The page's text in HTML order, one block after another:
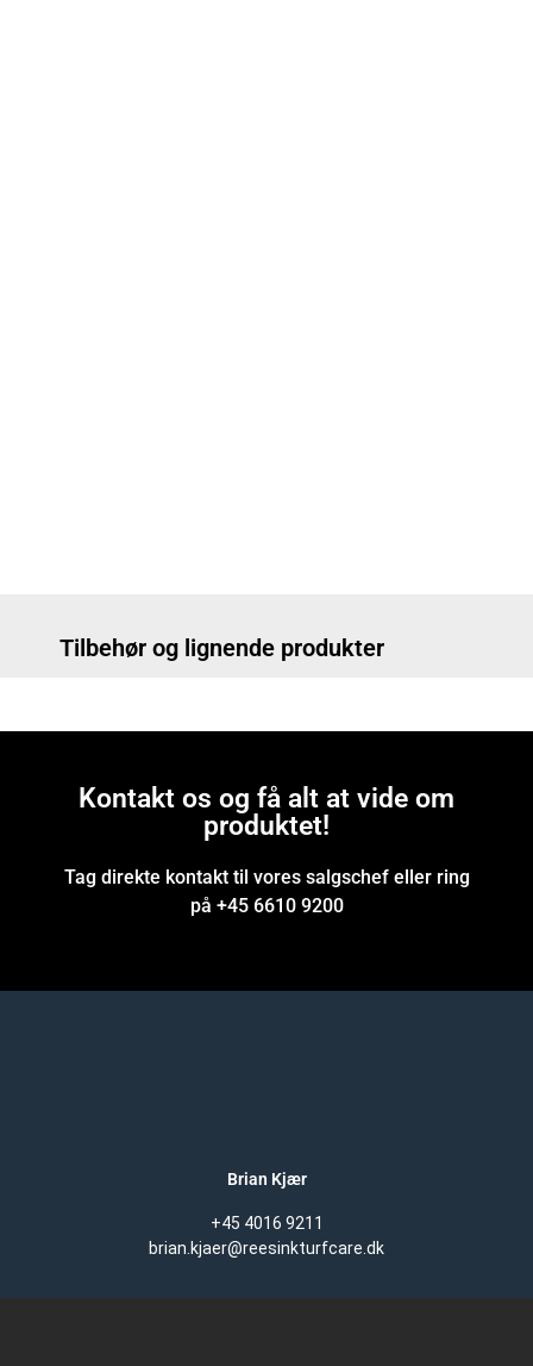
Tilbehør og lignende produkter
Kontakt os og få alt at vide om
produktet!
Tag direkte kontakt til vores salgschef eller ring
på +45 6610 9200
Brian Kjær
+45 4016 9211
brian.kjaer@reesinkturfcare.dk